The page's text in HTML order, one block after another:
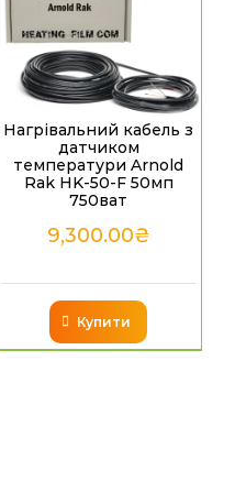
Нагрівальний кабель з
датчиком
температури Arnold
Rak HK-50-F 50мп
750ват
9,300.00₴
Купити